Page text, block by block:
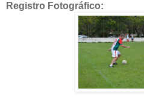
Registro Fotográfico: